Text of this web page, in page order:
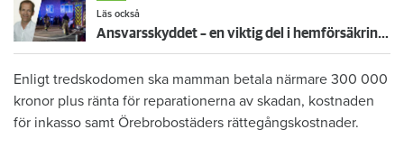
Läs också
Ansvarsskyddet – en viktig del i hemförsäkringen
Enligt tredskodomen ska mamman betala närmare 300 000
kronor plus ränta för reparationerna av skadan, kostnaden
för inkasso samt Örebrobostäders rättegångskostnader.